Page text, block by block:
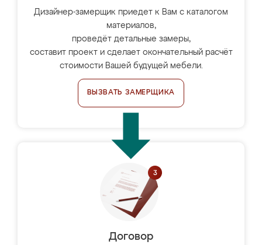
Дизайнер-замерщик приедет к Вам с каталогом
материалов,
проведёт детальные замеры,
составит проект и сделает окончательный расчёт
стоимости Вашей будущей мебели.
ВЫЗВАТЬ ЗАМЕРЩИКА
Договор